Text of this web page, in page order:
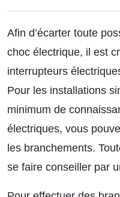
Afin d’écarter toute
choc électrique, il est
interrupteurs
Pour les installations
minimum de
électriques, vous
les branchements.
se faire conseiller par